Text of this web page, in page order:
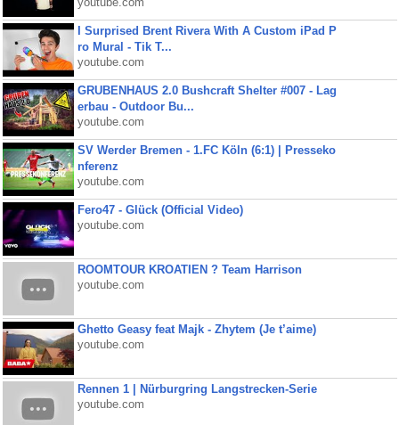
youtube.com
I Surprised Brent Rivera With A Custom iPad P
ro Mural - Tik T...
youtube.com
GRUBENHAUS 2.0 Bushcraft Shelter #007 - Lag
erbau - Outdoor Bu...
youtube.com
SV Werder Bremen - 1.FC Köln (6:1) | Presseko
nferenz
youtube.com
Fero47 - Glück (Official Video)
youtube.com
ROOMTOUR KROATIEN ? Team Harrison
youtube.com
Ghetto Geasy feat Majk - Zhytem (Je t’aime)
youtube.com
Rennen 1 | Nürburgring Langstrecken-Serie
youtube.com